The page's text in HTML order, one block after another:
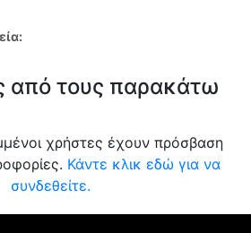
από τους παρακάτω
χρήστες έχουν πρόσβαση
Κάντε κλικ εδώ για να
συνδεθείτε.